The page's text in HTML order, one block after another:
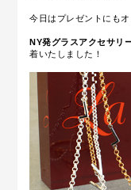
今日はプレゼントにもオ
NY発グラスアクセサリ
着いたしました！